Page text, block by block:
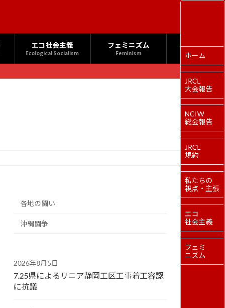
エコ社会主義
Ecological Socialism
フェミニズム
Feminism
各地の闘い
沖縄闘争
2026年8月5日
7.25県によるリニア静岡工区工事着工容認
に抗議
ホーム
JRCL
大会報告
NCIW
総会報告
JRCL
規約
私たちの
視点・主張
エコ
社会主義
フェミ
ニズム